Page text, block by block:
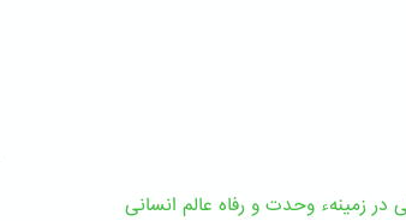
در زمینهء وحدت و رفاه عالم انسانی